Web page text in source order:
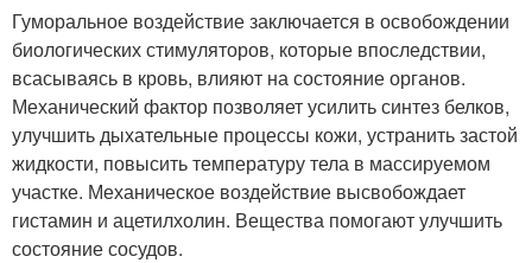
Гуморальное воздействие заключается в освобождении
биологических стимуляторов, которые впоследствии,
всасываясь в кровь, влияют на состояние органов.
Механический фактор позволяет усилить синтез белков,
улучшить дыхательные процессы кожи, устранить застой
жидкости, повысить температуру тела в массируемом
участке. Механическое воздействие высвобождает
гистамин и ацетилхолин. Вещества помогают улучшить
состояние сосудов.